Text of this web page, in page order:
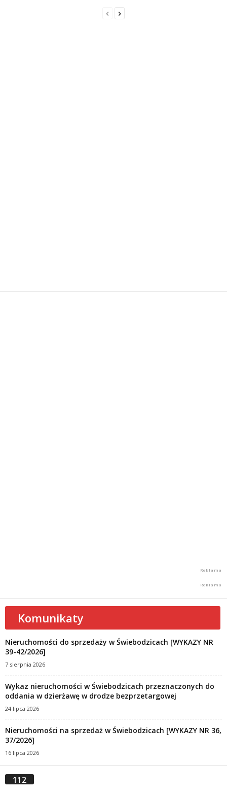
Komunikaty
Nieruchomości do sprzedaży w Świebodzicach [WYKAZY NR
39-42/2026]
7 sierpnia 2026
Wykaz nieruchomości w Świebodzicach przeznaczonych do
oddania w dzierżawę w drodze bezprzetargowej
24 lipca 2026
Nieruchomości na sprzedaż w Świebodzicach [WYKAZY NR 36,
37/2026]
16 lipca 2026
112